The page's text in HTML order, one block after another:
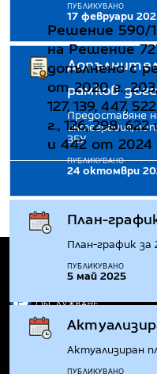
ПУБЛИКУВАНО
17 февруари
рамков
Предоставяне
интеграция,
ЗЕУ
ПУБЛИКУВАНО
24 октомври
План-
План-график за
ПУБЛИКУВАНО
5 май 2025
Актуализиран
ПУБЛИКУВАНО
Решение 590/
на Решение
допълнено с
от 2020 г.,
127, 139, 447,
г., 126, 298,
и 442 от 2024
Национален системен
ул. Панайот Волов 2, София 1504
0700 14 220